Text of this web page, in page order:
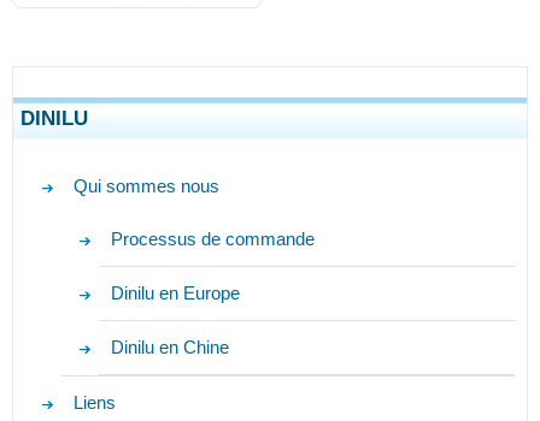
DINILU
Qui sommes nous
Processus de commande
Dinilu en Europe
Dinilu en Chine
Liens